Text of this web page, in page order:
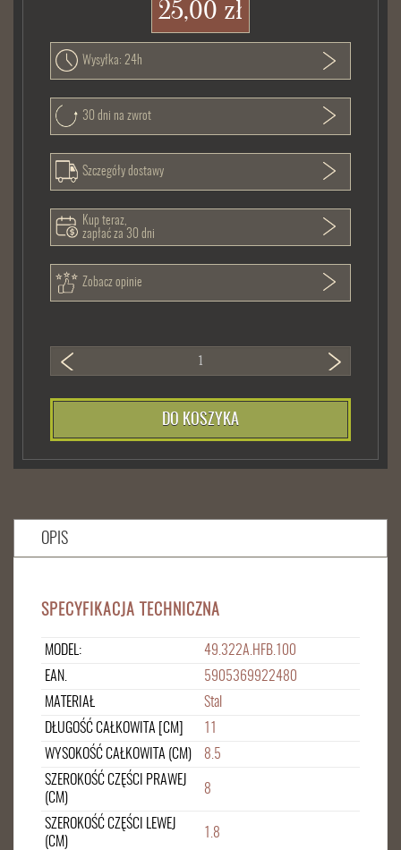
25,00 zł
Wysyłka: 24h
30 dni na zwrot
Szczegóły dostawy
Kup teraz,
zapłać za 30 dni
Zobacz opinie
DO KOSZYKA
OPIS
SPECYFIKACJA TECHNICZNA
MODEL:
49.322A.HFB.100
EAN.
5905369922480
MATERIAŁ
Stal
DŁUGOŚĆ CAŁKOWITA [CM]
11
WYSOKOŚĆ CAŁKOWITA (CM)
8.5
SZEROKOŚĆ CZĘŚCI PRAWEJ
(CM)
8
SZEROKOŚĆ CZĘŚCI LEWEJ
(CM)
1.8